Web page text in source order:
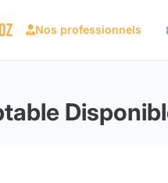
Nos professionnels